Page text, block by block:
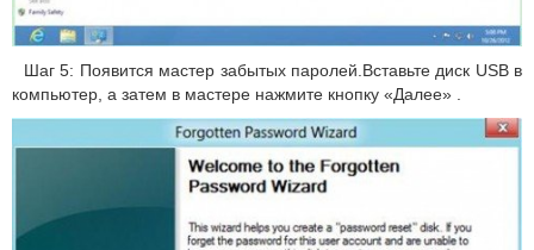
Шаг 5: Появится мастер забытых паролей.Вставьте диск USB в
компьютер, а затем в мастере нажмите кнопку «Далее» .